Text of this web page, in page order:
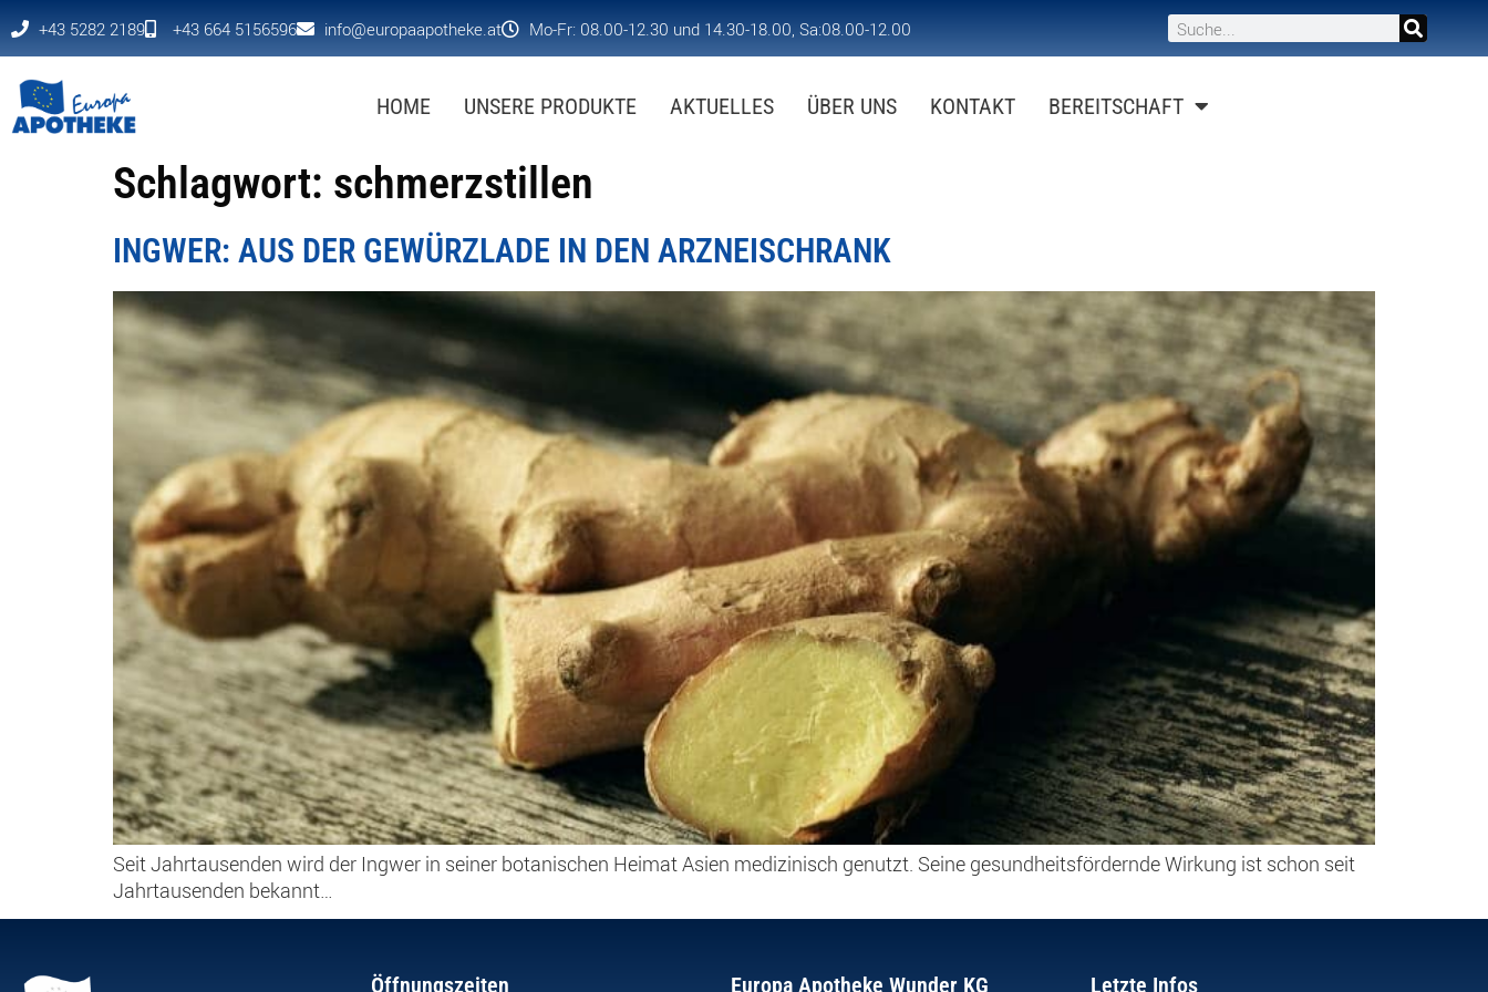
+43 5282 2189 +43 664 5156596 info@europaapotheke.at Mo-Fr: 08.00-12.30 und 14.30-18.00, Sa:08.00-12.00
HOME UNSERE PRODUKTE AKTUELLES ÜBER UNS KONTAKT BEREITSCHAFT
Schlagwort: schmerzstillen
INGWER: AUS DER GEWÜRZLADE IN DEN ARZNEISCHRANK
Seit Jahrtausenden wird der Ingwer in seiner botanischen Heimat Asien medizinisch genutzt. Seine gesundheitsfördernde Wirkung ist schon seit
Jahrtausenden bekannt…
Öffnungszeiten Europa Apotheke Wunder KG Letzte Infos